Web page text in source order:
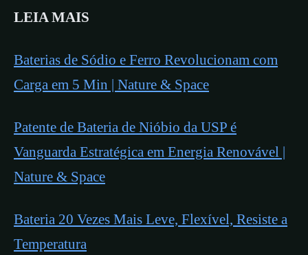
LEIA MAIS
Baterias de Sódio e Ferro Revolucionam com
Carga em 5 Min | Nature & Space
Patente de Bateria de Nióbio da USP é
Vanguarda Estratégica em Energia Renovável |
Nature & Space
Bateria 20 Vezes Mais Leve, Flexível, Resiste a
Temperatura